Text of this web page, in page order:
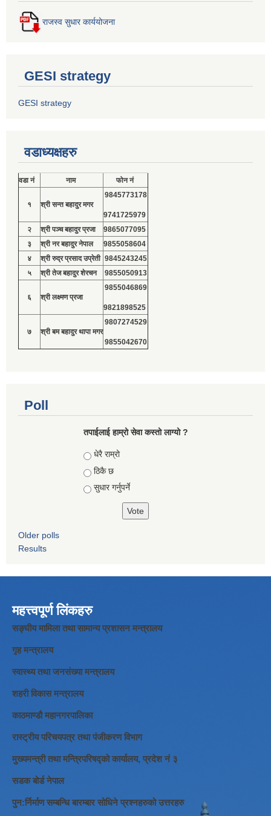
राजस्व सुधार कार्ययोजना
GESI strategy
GESI strategy
वडाध्यक्षहरु
वडा नं नाम फोन नं
१ श्री सन्त बहादुर मगर
9845773178
9741725979
२
श्री पञ्च बहादुर प्रजा
9865077095
३
श्री नर बहादुर नेपाल
9855058604
४
श्री रुद्र प्रसाद उप्रेती 9845243245
५
श्री तेज बहादुर शेरचन 9855050913
६ श्री लक्ष्मण प्रजा
9855046869
9821898525
७ श्री बम बहादुर थापा मगर
9807274529
9855042670
Poll
तपाईलाई हाम्रो सेवा कस्तो लाग्यो ?
Choices
धेरै राम्रो
ठिकै छ
सुधार गर्नुपर्ने
Older polls
Results
महत्त्वपूर्ण लिंकहरु
सङ्घीय मामिला तथा सामान्य प्रशासन मन्त्रालय
गृह मन्त्रालय
स्वास्थ्य तथा जनसंख्या मन्त्रालय
शहरी विकास मन्त्रालय
काठमाण्डौ महानगरपालिका
रास्ट्रीय परिचयपत्र तथा पंजीकरण विभाग
मुख्यमन्त्री तथा मन्त्रिपरिषद्को कार्यालय, प्रदेश नं ३
सडक बोर्ड नेपाल
पुन:र्निर्माण सम्बन्धि बारम्बार सोधिने प्रश्नहरुको उत्तरहरु